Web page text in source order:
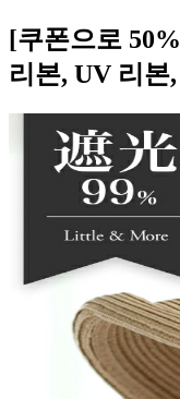
[쿠폰으로
리본, UV 리본